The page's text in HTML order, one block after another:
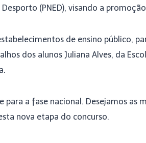
(PNED), visando a
de ensino público,
dos alunos Juliana Alves, da
a fase nacional. Desejamos as
nova etapa do concurso.